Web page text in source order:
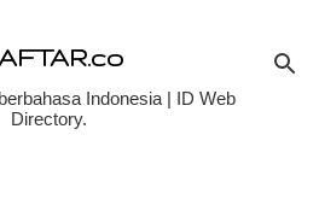
Indonesia | ID Web
Directory.